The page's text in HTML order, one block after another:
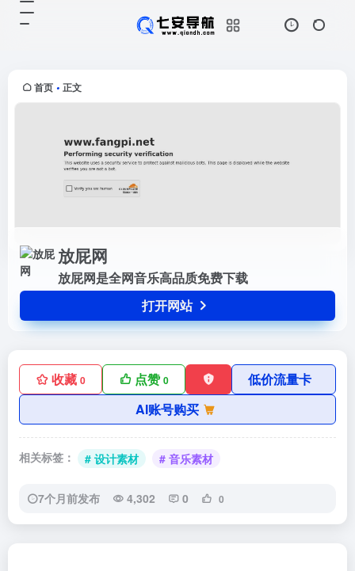
首页 • 正文
放屁网
放屁网是全网音乐高品质免费下载
打开网站
收藏 0 点赞0
低价流量卡
AI账号购买
相关标签： # 设计素材 # 音乐素材
7个月前发布 4,302 0 0